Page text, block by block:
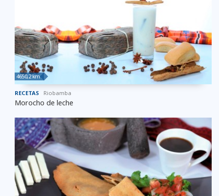
4650,2 km
RECETAS Riobamba
Morocho de leche